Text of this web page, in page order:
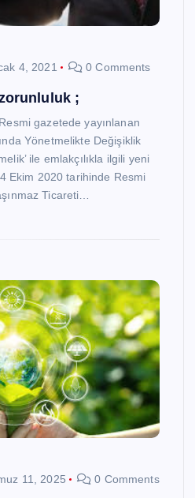
4, 2021 0 Comments
;
gazetede yayınlanan
Yönetmelikte Değişiklik
ile emlakçılıkla ilgili yeni
Ekim 2020 tarihinde Resmi
Ticareti…
11, 2025 0 Comments